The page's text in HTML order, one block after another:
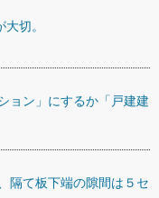
切。
ョン」にするか「戸建建
隔て板下端の隙間は５セ